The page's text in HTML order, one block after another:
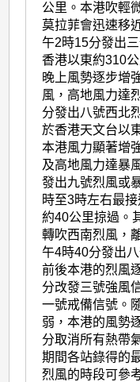
公里。本港吹輕
莫拉菲會迅速移
午2時15分發出
香港以東約310
晚上風勢逐步增
風，高地風力達
分發出八號西北
於香港天文台以
本港風力顯著增
及高地風力達暴
發出九號烈風或
時至3時左右最
約40公里掠過。
轉吹西南烈風，
午4時40分發出
前後本港的烈風
分改發三號強風
一號戒備信號。
弱，本港的風勢
分取消所有熱帶
期間各站錄得的
烈風的時段可參